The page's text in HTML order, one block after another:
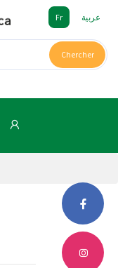
Fr عربية
Chercher